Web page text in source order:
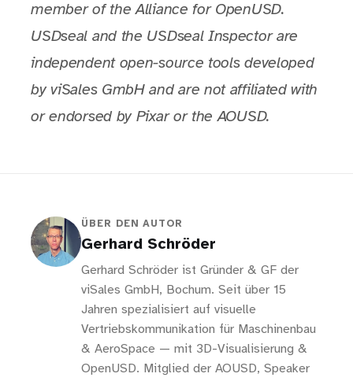
member of the Alliance for OpenUSD.
USDseal and the USDseal Inspector are
independent open-source tools developed
by viSales GmbH and are not affiliated with
or endorsed by Pixar or the AOUSD.
ÜBER DEN AUTOR
Gerhard Schröder
Gerhard Schröder ist Gründer & GF der
viSales GmbH, Bochum. Seit über 15
Jahren spezialisiert auf visuelle
Vertriebskommunikation für Maschinenbau
& AeroSpace — mit 3D-Visualisierung &
OpenUSD. Mitglied der AOUSD, Speaker